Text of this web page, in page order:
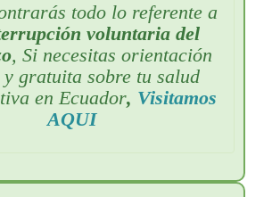
todo lo referente a
voluntaria del
, Si necesitas orientación
y gratuita sobre tu salud
en Ecuador, Visitamos
AQUI